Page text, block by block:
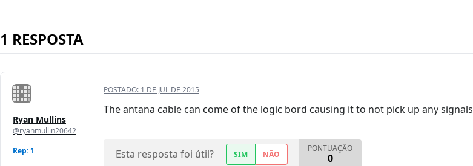
1 RESPOSTA
Ryan Mullins
@ryanmullin20642
Rep: 1
POSTADO: 1 DE JUL DE 2015
The antana cable can come of the logic bord causing it to not pick up any signals
Esta resposta foi útil? SIM NÃO
PONTUAÇÃO
0